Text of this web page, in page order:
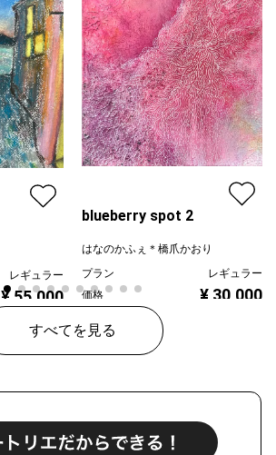
レギュラー
¥ 55,000
blueberry spot 2
はなのかふぇ＊橋爪かおり
プラン
レギュラー
価格
¥ 30,000
すべてを見る